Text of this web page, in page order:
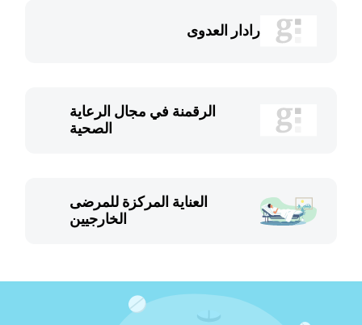
رادار العدوى
الرقمنة في مجال الرعاية
الصحية
العناية المركزة للمرضى
الخارجيين